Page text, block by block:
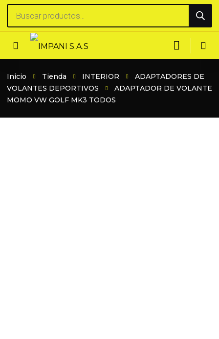
de
productos
Inicio Tienda INTERIOR
ADAPTADORES DE
VOLANTES DEPORTIVOS
ADAPTADOR DE VOLANTE
MOMO VW GOLF MK3 TODOS